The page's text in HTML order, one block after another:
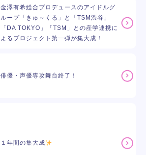
金澤有希総合プロデュースのアイドルグ
ループ「きゅ～くる」と「TSM渋谷」
「DA TOKYO」「TSM」との産学連携に
よるプロジェクト第一弾が集大成！
俳優・声優専攻舞台終了！
１年間の集大成